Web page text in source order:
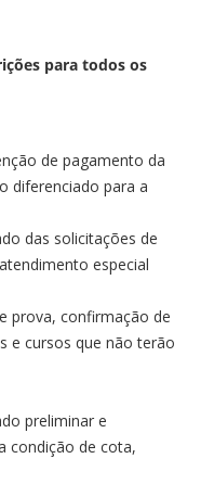
para todos os
de pagamento da
diferenciado para a
das solicitações de
especial
prova, confirmação de
e cursos que não terão
preliminar e
condição de cota,